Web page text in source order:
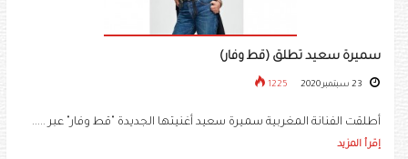
سميرة سعيد تطلق (قط وفار)
1225
أطلقت الفنانة المغربية سميرة سعيد أغنيتها الجديدة "قط وفار" عبر .....
إقرأ المزيد